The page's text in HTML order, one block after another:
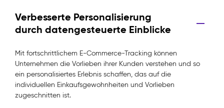
Verbesserte Personalisierung
durch datengesteuerte Einblicke
Mit fortschrittlichem E-Commerce-Tracking können
Unternehmen die Vorlieben ihrer Kunden verstehen und so
ein personalisiertes Erlebnis schaffen, das auf die
individuellen Einkaufsgewohnheiten und Vorlieben
zugeschnitten ist.